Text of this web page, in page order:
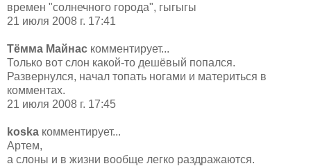
времен "солнечного города", гыгыгы
21 июля 2008 г. 17:41
Тёмма Майнас комментирует...
Только вот слон какой-то дешёвый попался.
Развернулся, начал топать ногами и материться в
комментах.
21 июля 2008 г. 17:45
koska комментирует...
Артем,
а слоны и в жизни вообще легко раздражаются.